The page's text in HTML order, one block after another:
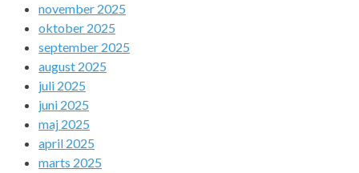
november 2025
oktober 2025
september 2025
august 2025
juli 2025
juni 2025
maj 2025
april 2025
marts 2025